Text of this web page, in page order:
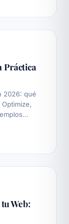
Práctica
2026: qué
Web: